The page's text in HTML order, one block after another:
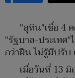
"สุทิน"เชื่อ 4
"รัฐบาล-ประเทศ
กว่าฝืน ไม่รู้มีปรั
เมื่อวันที่ 13